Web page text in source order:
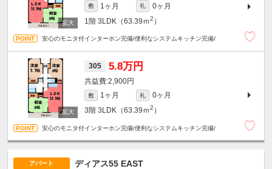
敷 1ヶ月 礼
0ヶ月
1階 3LDK（63.39ｍ2 ）
安心のモニタ付インターホン完備/便利なシステムキッチン完備/
305 5.8万円
2,900円
敷 1ヶ月 礼
0ヶ月
3階 3LDK（63.39ｍ2 ）
安心のモニタ付インターホン完備/便利なシステムキッチン完備/
アパート ディアス55 EAST